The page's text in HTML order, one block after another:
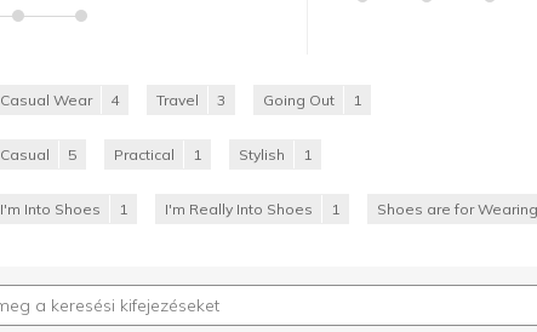
Casual Wear 4 Travel 3 Going Out 1
Casual 5 Practical 1 Stylish 1
I'm Into Shoes 1 I'm Really Into Shoes 1 Shoes are for Wearing